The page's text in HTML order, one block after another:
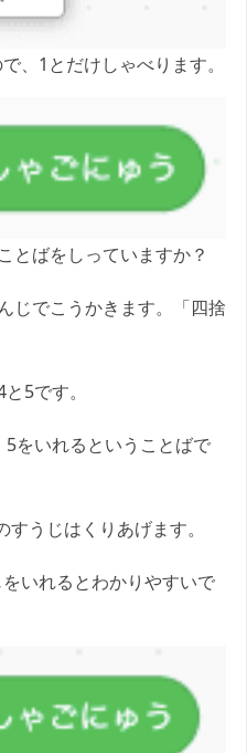
、1とだけしゃべります。
とばをしっていますか？
じでこうかきます。「四捨
5です。
をいれるということばで
うじはくりあげます。
いれるとわかりやすいで